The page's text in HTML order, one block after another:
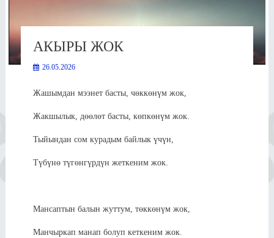
АКЫРЫ ЖОК
26.05.2026
Жашымдан мээнет басты, чөккөнүм жок,
Жакшылык, дөөлөт басты, көпкөнүм жок.
Тыйындан сом курадым байлык үчүн,
Түбүнө түгөнгүрдүн жеткеним жок.
Мансаптын балын жуттум, төккөнүм жок,
Манчыркап манап болуп кеткеним жок.